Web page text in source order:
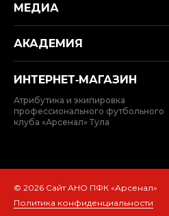
МЕДИА
АКАДЕМИЯ
ИНТЕРНЕТ‑МАГАЗИН
Атрибутика и экипировка
профессионального футбольного
клуба «Арсенал» Тула
© 2026 Сайт АНО ПФК «Арсенал»
Политика конфиденциальности